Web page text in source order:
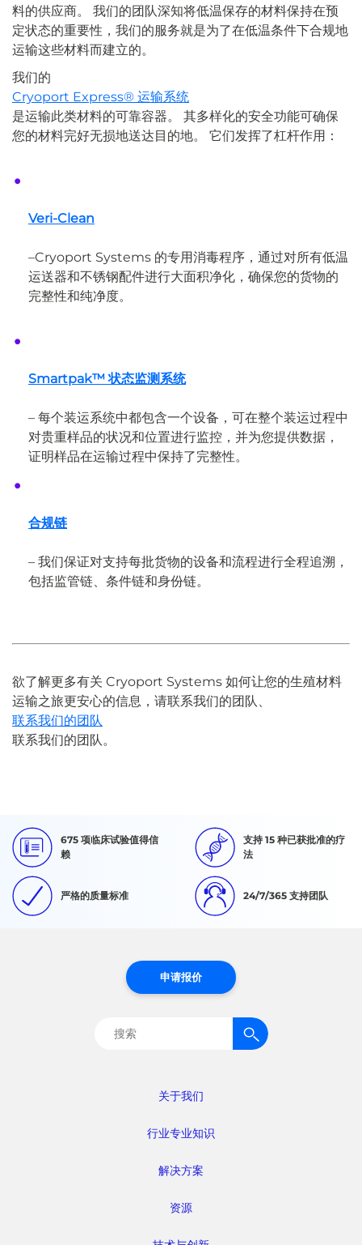
料的供应商。 我们的团队深知将低温保存的材料保持在预
定状态的重要性，我们的服务就是为了在低温条件下合规地
运输这些材料而建立的。
我们的
Cryoport Express® 运输系统
是运输此类材料的可靠容器。 其多样化的安全功能可确保
您的材料完好无损地送达目的地。 它们发挥了杠杆作用：
Veri-Clean
–Cryoport Systems 的专用消毒程序，通过对所有低温
运送器和不锈钢配件进行大面积净化，确保您的货物的
完整性和纯净度。
Smartpak™ 状态监测系统
– 每个装运系统中都包含一个设备，可在整个装运过程中
对贵重样品的状况和位置进行监控，并为您提供数据，
证明样品在运输过程中保持了完整性。
合规链
– 我们保证对支持每批货物的设备和流程进行全程追溯，
包括监管链、条件链和身份链。
欲了解更多有关 Cryoport Systems 如何让您的生殖材料
运输之旅更安心的信息，请联系我们的团队、
联系我们的团队
联系我们的团队。
675 项临床试验值得信
赖
支持 15 种已获批准的疗
法
严格的质量标准 24/7/365 支持团队
关于我们
行业专业知识
解决方案
资源
申请报价
搜